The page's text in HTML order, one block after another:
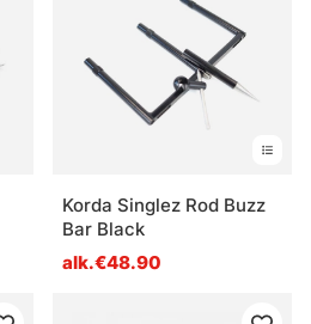
Korda Singlez Rod Buzz
Bar Black
alk.€48.90